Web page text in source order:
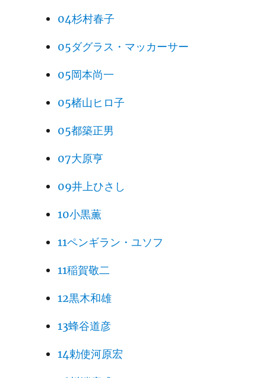
04杉村春子
05ダグラス・マッカーサー
05岡本尚一
05楮山ヒロ子
05都築正男
07大原亨
09井上ひさし
10小黒薫
11ペンギラン・ユソフ
11稲賀敬二
12黒木和雄
13蜂谷道彦
14勅使河原宏